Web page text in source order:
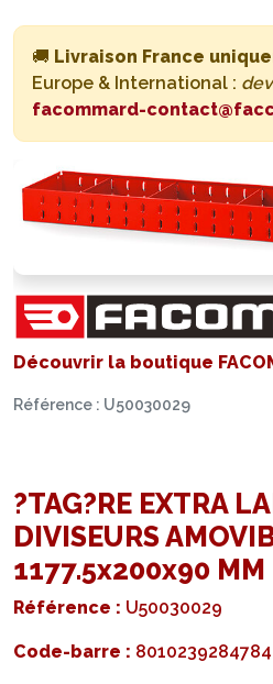
🚚 Livraison France
Europe & International :
facommard-
Découvrir la boutique
Référence : U50030029
?TAG?RE EXTRA
DIVISEURS
1177.5x200x90 MM
Référence : U50030029
Code-barre : 8010239284784